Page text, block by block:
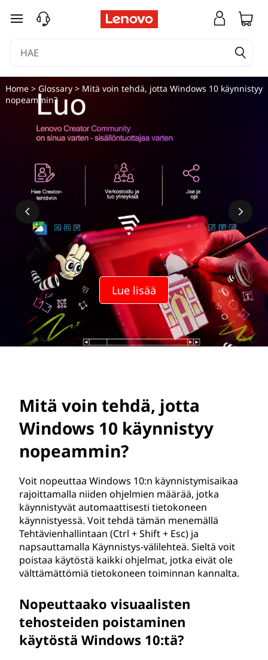
M
ä
,
siirry pääsisältöön
Lue lisää
Home> Glossary> Mitä voin tehdä, jotta Windows 10 käynnistyy
nopeammin?
Mitä voin tehdä, jotta
Windows 10 käynnistyy
nopeammin?
Voit nopeuttaa Windows 10:n käynnistymisaikaa
rajoittamalla niiden ohjelmien määrää, jotka
käynnistyvät automaattisesti tietokoneen
käynnistyessä. Voit tehdä tämän menemällä
Tehtävienhallintaan (Ctrl + Shift + Esc) ja
napsauttamalla Käynnistys-välilehteä. Sieltä voit
poistaa käytöstä kaikki ohjelmat, jotka eivät ole
välttämättömiä tietokoneen toiminnan kannalta.
Nopeuttaako visuaalisten
tehosteiden poistaminen
käytöstä Windows 10:tä?